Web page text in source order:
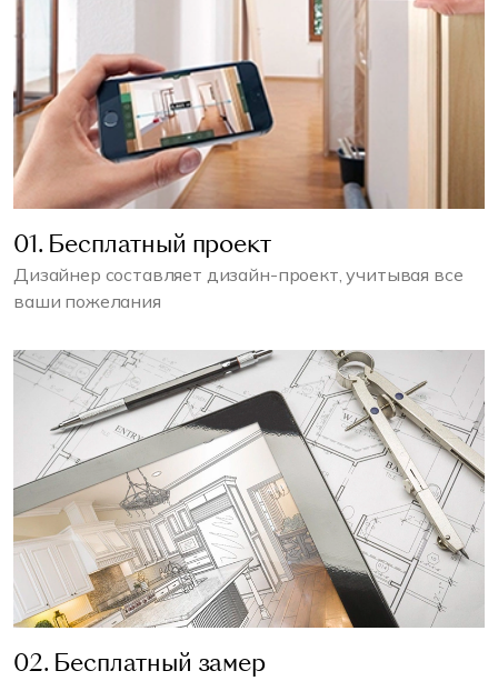
01. Бесплатный проект
Дизайнер составляет дизайн-проект, учитывая все
ваши пожелания
02. Бесплатный замер